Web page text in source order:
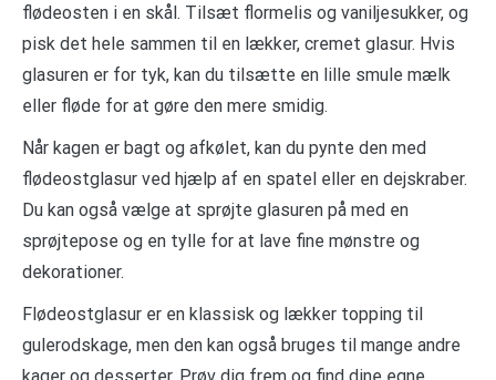
flødeosten i en skål. Tilsæt flormelis og vaniljesukker, og
pisk det hele sammen til en lækker, cremet glasur. Hvis
glasuren er for tyk, kan du tilsætte en lille smule mælk
eller fløde for at gøre den mere smidig.
Når kagen er bagt og afkølet, kan du pynte den med
flødeostglasur ved hjælp af en spatel eller en dejskraber.
Du kan også vælge at sprøjte glasuren på med en
sprøjtepose og en tylle for at lave fine mønstre og
dekorationer.
Flødeostglasur er en klassisk og lækker topping til
gulerodskage, men den kan også bruges til mange andre
kager og desserter. Prøv dig frem og find dine egne